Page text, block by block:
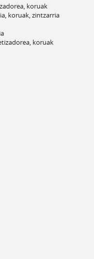
koruak
koruak, zintzarria
koruak